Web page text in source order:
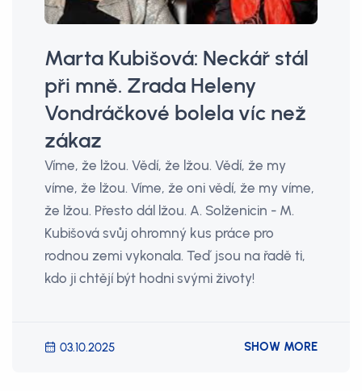
Marta Kubišová: Neckář stál
při mně. Zrada Heleny
Vondráčkové bolela víc než
zákaz
Víme, že lžou. Vědí, že lžou. Vědí, že my
víme, že lžou. Víme, že oni vědí, že my víme,
že lžou. Přesto dál lžou. A. Solženicin - M.
Kubišová svůj ohromný kus práce pro
rodnou zemi vykonala. Teď jsou na řadě ti,
kdo ji chtějí být hodni svými životy!
03.10.2025 SHOW MORE